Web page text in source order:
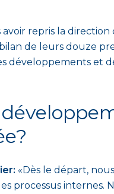
avoir repris la
de leurs douze
développements et
«Dès le départ,
processus internes.